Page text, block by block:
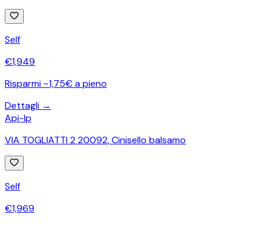
Self
€1,949
Risparmi ~1,75€ a pieno
Dettagli →
Api-Ip
VIA TOGLIATTI 2 20092,Cinisello balsamo
Self
€1,969